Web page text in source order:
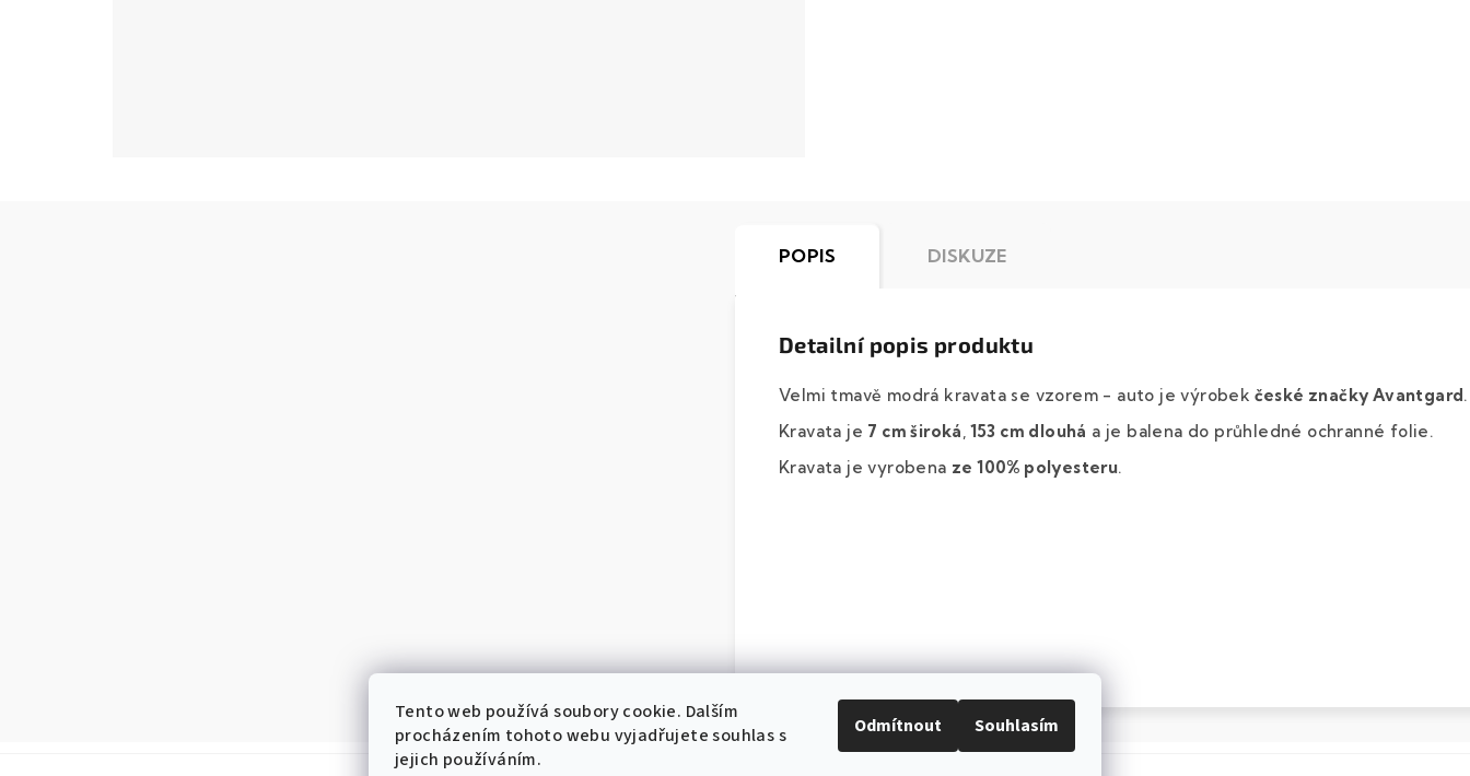
Tento web používá soubory cookie. Dalším
procházením tohoto webu vyjadřujete souhlas s
jejich používáním.
Odmítnout Souhlasím
POPIS DISKUZE
Detailní popis produktu
Velmi tmavě modrá kravata se vzorem - auto je výrobek české značky Avantgard.
Kravata je 7 cm široká, 153 cm dlouhá a je balena do průhledné ochranné folie.
Kravata je vyrobena ze 100% polyesteru.